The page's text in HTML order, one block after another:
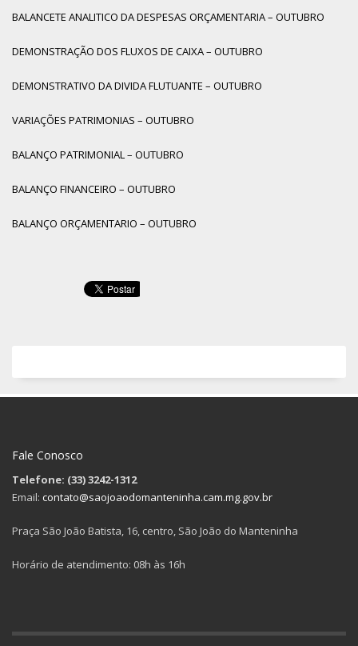
BALANCETE ANALITICO DA DESPESAS ORÇAMENTARIA – OUTUBRO
DEMONSTRAÇÃO DOS FLUXOS DE CAIXA – OUTUBRO
DEMONSTRATIVO DA DIVIDA FLUTUANTE – OUTUBRO
VARIAÇÕES PATRIMONIAS – OUTUBRO
BALANÇO PATRIMONIAL – OUTUBRO
BALANÇO FINANCEIRO – OUTUBRO
BALANÇO ORÇAMENTARIO – OUTUBRO
Fale Conosco
Telefone: (33) 3242-1312
Email: contato@saojoaodomanteninha.cam.mg.gov.br
Praça São João Batista, 16, centro, São João do Manteninha
Horário de atendimento: 08h às 16h